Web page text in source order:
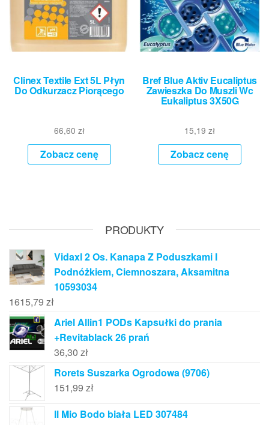
Clinex Textile Ext 5L Płyn
Do Odkurzacz Piorącego
66,60 zł
Zobacz cenę
Bref Blue Aktiv Eucaliptus
Zawieszka Do Muszli Wc
Eukaliptus 3X50G
15,19zł
Zobacz cenę
PRODUKTY
Vidaxl 2 Os. Kanapa Z Poduszkami I
Podnóżkiem, Ciemnoszara, Aksamitna
10593034
1615,79 zł
Ariel Allin1 PODs Kapsułki do prania
+Revitablack 26 prań
36,30 zł
Rorets Suszarka Ogrodowa (9706)
151,99 zł
Il Mio Bodo biała LED 307484